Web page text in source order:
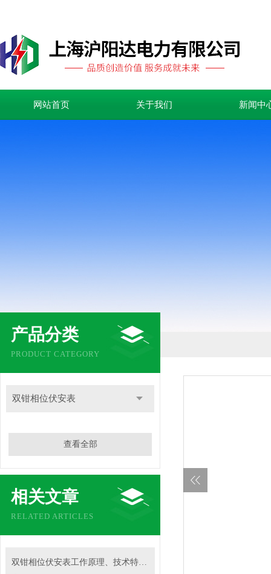
网站首页 关于我们 新闻中
产品分类
PRODUCT CATEGORY
双钳相位伏安表
查看全部
相关文章
RELATED ARTICLES
双钳相位伏安表工作原理、技术特性与电力现场应用解析